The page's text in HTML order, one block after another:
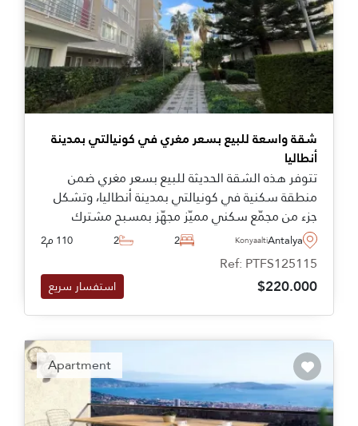
شقة واسعة للبيع بسعر مغري في كونيالتي بمدينة
أنطاليا
تتوفر هذه الشقة الحديثة للبيع بسعر مغري ضمن
منطقة سكنية في كونيالتي بمدينة أنطاليا، وتشكل
جزء من مجمّع سكني مميّز مجهّز بمسبح مشترك
وحدائق خضراء جميلة.
Antalya
Konyaalti
2
2 110 م2
Ref: PTFS125115
$220.000 استفسار سريع
Apartment